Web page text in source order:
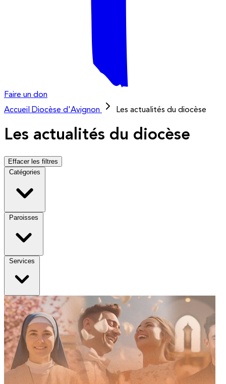
Faire un don
Accueil
Diocèse d'Avignon Les actualités du diocèse
Les actualités du diocèse
Effacer les filtres
Catégories
Paroisses
Services